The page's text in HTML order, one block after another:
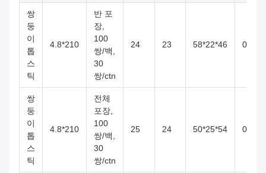
쌍
둥
이
톱
스
틱
4.8*210
반 포
장,
100
쌍/백,
30
쌍/ctn
24 23 58*22*46 0.059
쌍
둥
이
톱
스
틱
4.8*210
전체
포장,
100
쌍/백,
30
쌍/ctn
25 24 50*25*54 0.067